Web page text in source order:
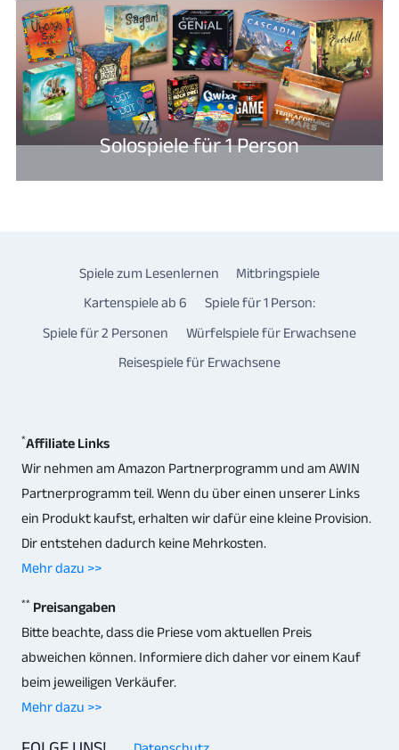
Solospiele für 1 Person
Spiele zum Lesenlernen
Mitbringspiele
Kartenspiele ab 6
Spiele für 1 Person:
Spiele für 2 Personen
Würfelspiele für Erwachsene
Reisespiele für Erwachsene
*Affiliate Links
Wir nehmen am Amazon Partnerprogramm und am AWIN
Partnerprogramm teil. Wenn du über einen unserer Links
ein Produkt kaufst, erhalten wir dafür eine kleine Provision.
Dir entstehen dadurch keine Mehrkosten.
Mehr dazu >>
** Preisangaben
Bitte beachte, dass die Priese vom aktuellen Preis
abweichen können. Informiere dich daher vor einem Kauf
beim jeweiligen Verkäufer.
Mehr dazu >>